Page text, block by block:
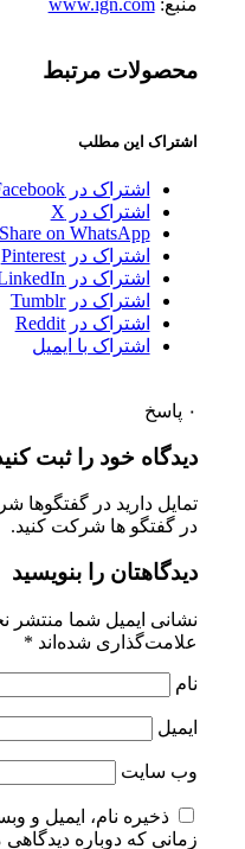
محصولات مرتبط
اشتراک این مطلب
اشتراک در Facebook
اشتراک در X
Share on WhatsApp
اشتراک در Pinterest
اشتراک در LinkedIn
اشتراک در Tumblr
اشتراک در Reddit
اشتراک با ایمیل
۰ پاسخ
دیدگاه خود را ثبت
تمایل دارید در گفتگوها
در گفتگو ها شرکت کنید.
دیدگاهتان را بنویسید
نشانی ایمیل شما منتشر
علامت‌گذاری شده‌اند *
نام
ایمیل
وب‌ سایت
ذخیره نام، ایمیل و
زمانی که دوباره